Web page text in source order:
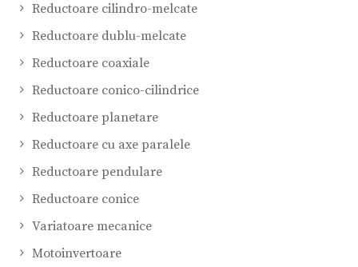
Reductoare cilindro-melcate
Reductoare dublu-melcate
Reductoare coaxiale
Reductoare conico-cilindrice
Reductoare planetare
Reductoare cu axe paralele
Reductoare pendulare
Reductoare conice
Variatoare mecanice
Motoinvertoare